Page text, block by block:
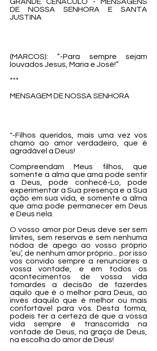
DE NOSSA SENHORA E SANTA
JUSTINA
(MARCOS): “-Para sempre sejam
louvados Jesus, Maria e José!”
***
MENSAGEM DE NOSSA SENHORA
"-Filhos queridos, mais uma vez vos
chamo ao amor verdadeiro, que é
agradável a Deus!
Compreendam Meus filhos, que
somente a alma que ama pode sentir
a Deus, pode conhecê-Lo, pode
experimentar a Sua presença e a Sua
ação em sua vida, e somente a alma
que ama pode permanecer em Deus
e Deus nela.
O vosso amor por Deus deve ser sem
limites, sem reservas e sem nenhuma
nódoa de apego ao vosso próprio
‘eu’, de nenhum amor próprio... por isso
vos convido sempre a renunciares a
vossa vontade, e em todos os
acontecimentos de vossa vida
tomardes a decisão de fazerdes
aquilo que é o melhor para Deus, ao
invés daquilo que é melhor ou mais
confortável para vós. Desta forma,
podeis ter a certeza de que a vossa
vida sempre é transcorrida na
vontade de Deus, na graça de Deus,
na escolha do amor de Deus!